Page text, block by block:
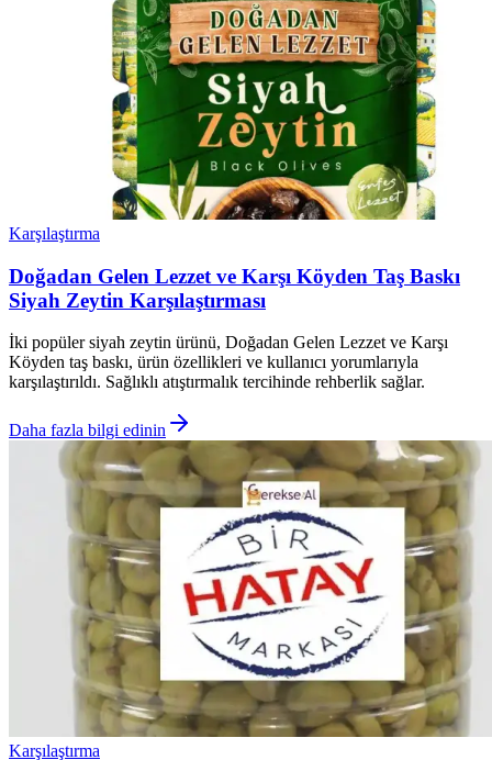
Karşılaştırma
Doğadan Gelen Lezzet ve Karşı Köyden Taş Baskı
Siyah Zeytin Karşılaştırması
İki popüler siyah zeytin ürünü, Doğadan Gelen Lezzet ve Karşı
Köyden taş baskı, ürün özellikleri ve kullanıcı yorumlarıyla
karşılaştırıldı. Sağlıklı atıştırmalık tercihinde rehberlik sağlar.
Daha fazla bilgi edinin
Karşılaştırma